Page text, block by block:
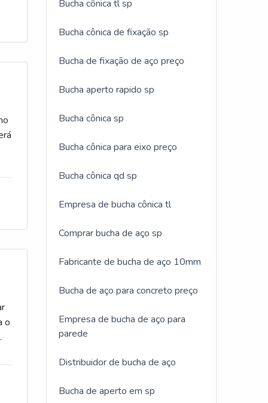
é
de
a
e
o
Bucha cônica tl sp
Bucha cônica de fixação sp
Bucha de fixação de aço preço
Bucha aperto rapido sp
Bucha cônica sp
Bucha cônica para eixo preço
Bucha cônica qd sp
Empresa de bucha cônica tl
Comprar bucha de aço sp
Fabricante de bucha de aço 10mm
Bucha de aço para concreto preço
Empresa de bucha de aço para
parede
Distribuidor de bucha de aço
Bucha de aperto em sp